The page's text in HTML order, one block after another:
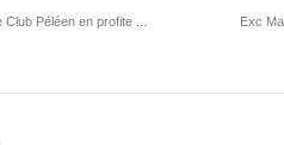
Péléen en profite ... Exc